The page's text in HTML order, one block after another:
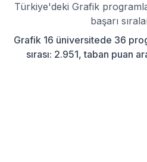
Türkiye'deki Grafik
başarı
Grafik 16 üniversitede 36
sırası: 2.951, taban puan